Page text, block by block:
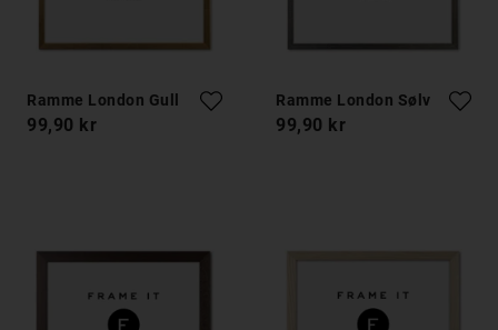
Ramme London Gull
99,90 kr
Ramme London Sølv
99,90 kr